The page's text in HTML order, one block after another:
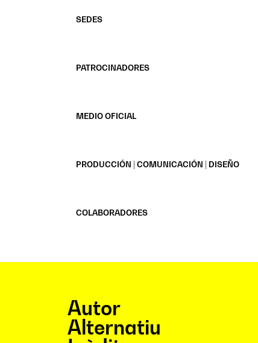
SEDES
PATROCINADORES
MEDIO OFICIAL
PRODUCCIÓN | COMUNICACIÓN | DISEÑO
COLABORADORES
Autor
Alternatiu